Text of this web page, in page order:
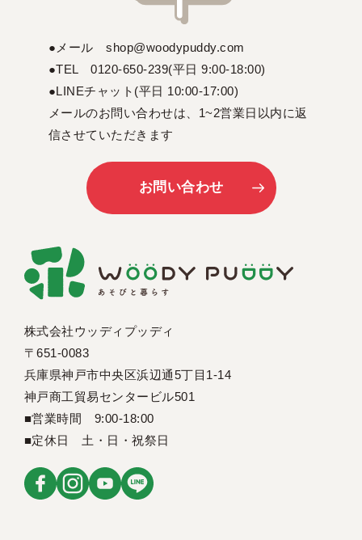
株式会社ウッディプッディ
〒651-0083
兵庫県神戸市中央区浜辺通5丁目1-14
神戸商工貿易センタービル501
■営業時間 9:00-18:00
■定休日 土・日・祝祭日
●メール shop@woodypuddy.com
●TEL 0120-650-239(平日 9:00-18:00)
●LINEチャット(平日 10:00-17:00)
メールのお問い合わせは、1~2営業日以内に返
信させていただきます
お問い合わせ